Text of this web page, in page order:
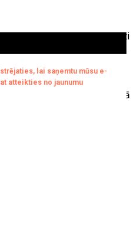
ir pats par sevi, par esošo,
to visu ir manas gleznas.
redzējumu…Dabas skati
Gulbis.
dabas imitēšana,
sajusts un saprasts dabā
vienas sajūtas it kā
vidi, visu to, kas ikdienā ir
dzīves,” māksliniece